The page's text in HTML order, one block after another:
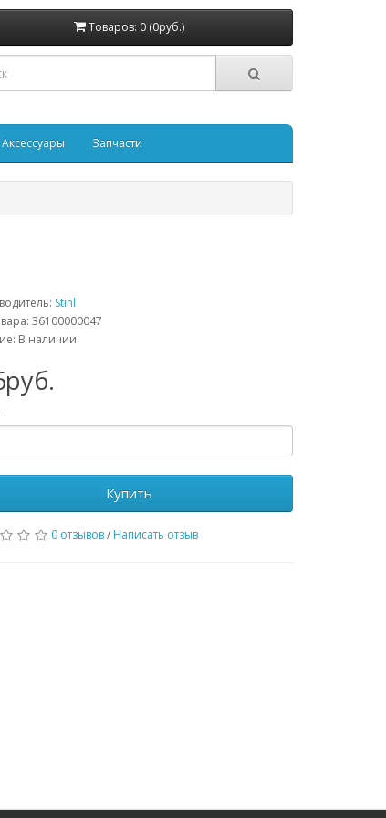
Товаров: 0 (0руб.)
Аксессуары Запчасти
Stihl
36100000047
В наличии
Купить
0 отзывов/ Написать отзыв